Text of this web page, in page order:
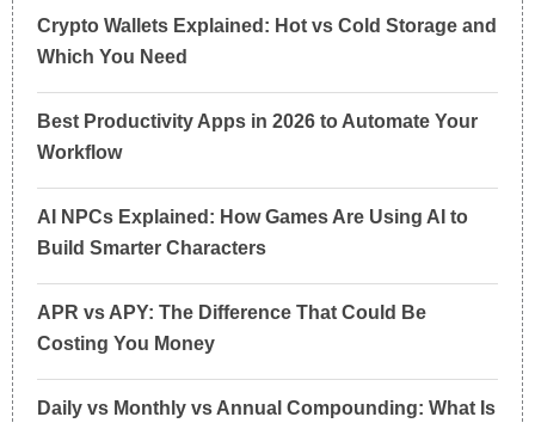
Crypto Wallets Explained: Hot vs Cold Storage and
Which You Need
Best Productivity Apps in 2026 to Automate Your
Workflow
AI NPCs Explained: How Games Are Using AI to
Build Smarter Characters
APR vs APY: The Difference That Could Be
Costing You Money
Daily vs Monthly vs Annual Compounding: What Is